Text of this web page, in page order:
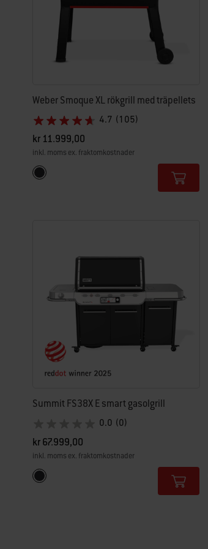
Weber Smoque XL rökgrill med träpellets
4.7 (105)
kr 11.999,00
inkl. moms ex. fraktomkostnader
Color Options
Svart
Summit FS38X E smart gasolgrill
0.0 (0)
kr 67.999,00
inkl. moms ex. fraktomkostnader
Color Options
Svart